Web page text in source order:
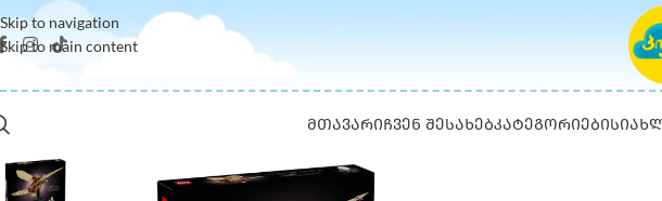
Skip to navigation
Skip to main content
ᲛᲗᲐᲕᲐᲠᲘᲩᲕᲔᲜ ᲨᲔᲡᲐᲮᲔᲑᲙᲐᲢᲔᲒᲝᲠᲘᲔᲑᲘ